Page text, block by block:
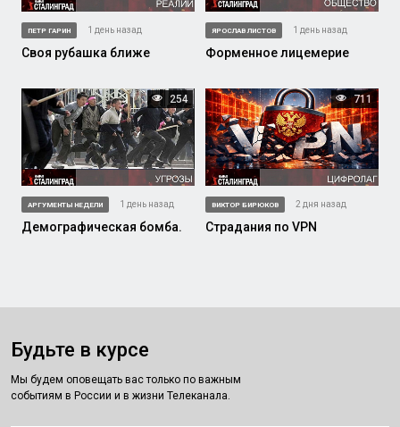
ПЕТР ГАРИН 1 день назад
Своя рубашка ближе
ЯРОСЛАВ ЛИСТОВ 1 день назад
Форменное лицемерие
254
АРГУМЕНТЫ НЕДЕЛИ 1 день назад
Демографическая бомба.
711
ВИКТОР БИРЮКОВ 2 дня назад
Страдания по VPN
Будьте в курсе
Мы будем оповещать вас только по важным
событиям в России и в жизни Телеканала.